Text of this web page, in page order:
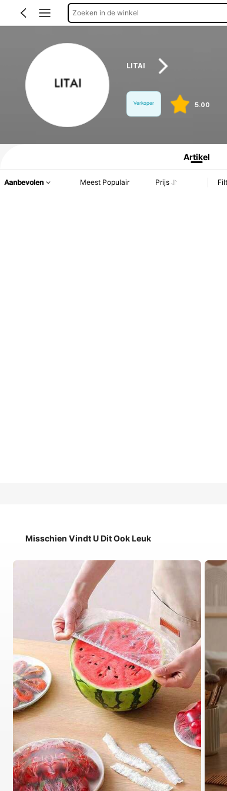
Zoeken in de winkel
LITAI
Verkoper 5.00
Productinformatie: Prijsopenbaring, Verkoop- en Voorraadgegevens.
Artikel
Aanbevolen Meest Populair Prijs
Misschien Vindt U Dit Ook Leuk